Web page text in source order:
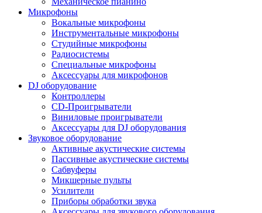
Микрофоны
Вокальные микрофоны
Инструментальные микрофоны
Студийные микрофоны
Радиосистемы
Специальные микрофоны
Аксессуары для микрофонов
DJ оборудование
Контроллеры
CD-Проигрыватели
Виниловые проигрыватели
Аксессуары для DJ оборудования
Звуковое оборудование
Активные акустические системы
Пассивные акустические системы
Сабвуферы
Микшерные пульты
Усилители
Приборы обработки звука